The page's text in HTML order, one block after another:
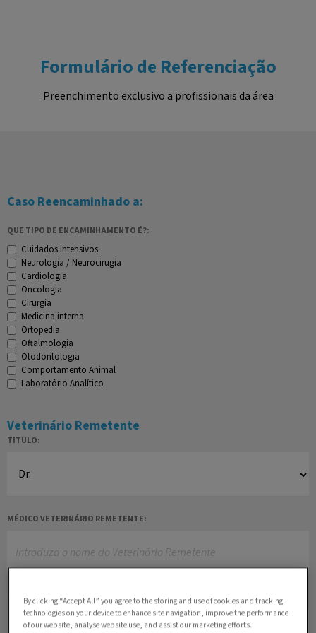
Formulário de Referenciação
Preenchimento exclusivo a profissionais da área
Caso Reencaminhado a:
QUE TIPO DE ENCAMINHAMENTO É?:
Cuidados intensivos
Neurologia / Neurocirugia
Cardiologia
Oncologia
Cirurgia
Medicina interna
Ortopedia
Oftalmologia
Otodontologia
Comportamento Animal
Laboratório Analítico
Veterinário Remetente
TITULO:
MÉDICO VETERINÁRIO REMETENTE:
NOME DA CAMV QUE ENCAMINHOU O CASO:
By clicking “Accept All” you agree to the storing and use of cookies and tracking
technologies on your device to enhance site navigation, improve the performance
of our website, analyse website use, and assist our marketing efforts.